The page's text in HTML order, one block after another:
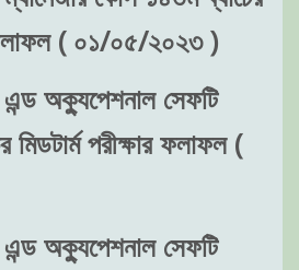
ফলাফল ( ০১/০৫/২০২৩ )
এন্ড অক্যুপেশনাল সেফটি
মিডটার্ম পরীক্ষার ফলাফল (
এন্ড অক্যুপেশনাল সেফটি